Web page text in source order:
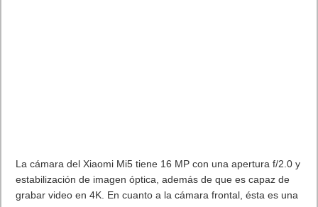
La cámara del Xiaomi Mi5 tiene 16 MP con una apertura f/2.0 y
estabilización de imagen óptica, además de que es capaz de
grabar video en 4K. En cuanto a la cámara frontal, ésta es una